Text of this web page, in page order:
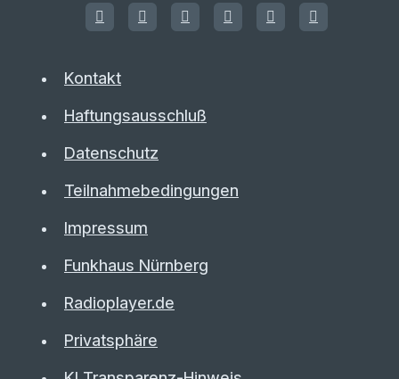
Kontakt
Haftungsausschluß
Datenschutz
Teilnahmebedingungen
Impressum
Funkhaus Nürnberg
Radioplayer.de
Privatsphäre